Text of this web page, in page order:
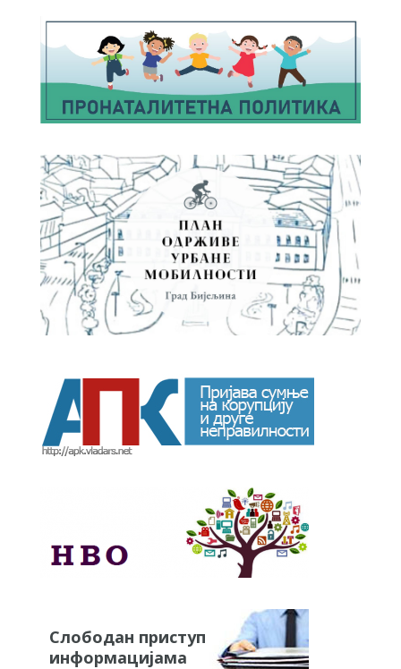
Слободан приступ
информацијама